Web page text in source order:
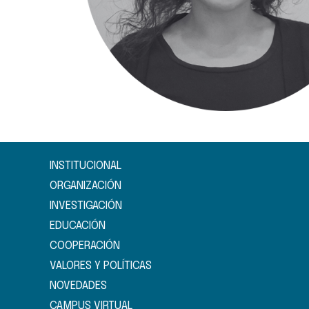
INSTITUCIONAL
ORGANIZACIÓN
INVESTIGACIÓN
EDUCACIÓN
COOPERACIÓN
VALORES Y POLÍTICAS
NOVEDADES
CAMPUS VIRTUAL